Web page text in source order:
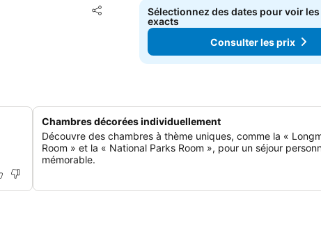
Partager
Ajouter à mes favoris
Sélectionnez des dates pour voir
exacts
Consulter les prix
Chambres décorées individuellement
Découvre des chambres à thème uniques, comme la «
Room » et la « National Parks Room », pour un séjour
mémorable.